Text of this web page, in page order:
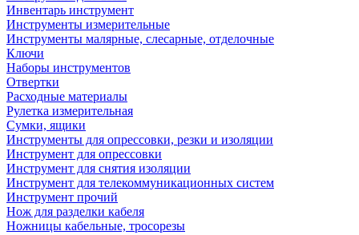
Инвентарь инструмент
Инструменты измерительные
Инструменты малярные, слесарные, отделочные
Ключи
Наборы инструментов
Отвертки
Расходные материалы
Рулетка измерительная
Сумки, ящики
Инструменты для опрессовки, резки и изоляции
Инструмент для опрессовки
Инструмент для снятия изоляции
Инструмент для телекоммуникационных систем
Инструмент прочий
Нож для разделки кабеля
Ножницы кабельные, тросорезы